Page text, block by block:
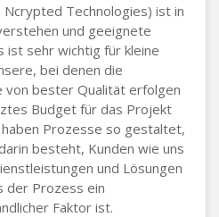
Ncrypted Technologies) ist in
und geeignete
ist sehr wichtig für kleine
bei denen die
von bester Qualität erfolgen
Budget für das Projekt
Prozesse so gestaltet,
besteht, Kunden wie uns
und Lösungen
der Prozess ein
Faktor ist.